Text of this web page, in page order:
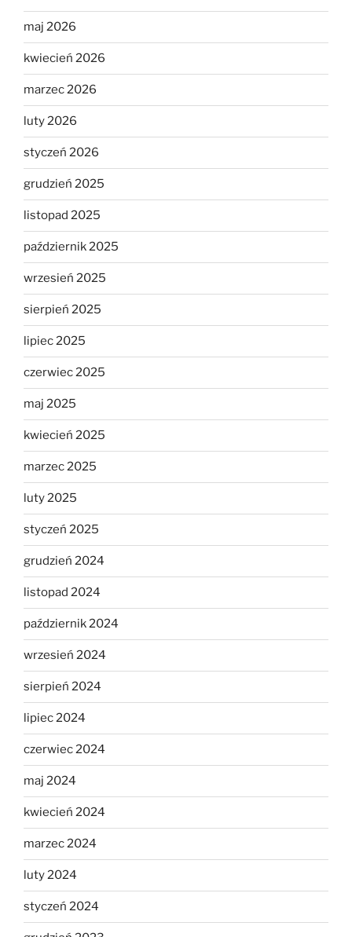
maj 2026
kwiecień 2026
marzec 2026
luty 2026
styczeń 2026
grudzień 2025
listopad 2025
październik 2025
wrzesień 2025
sierpień 2025
lipiec 2025
czerwiec 2025
maj 2025
kwiecień 2025
marzec 2025
luty 2025
styczeń 2025
grudzień 2024
listopad 2024
październik 2024
wrzesień 2024
sierpień 2024
lipiec 2024
czerwiec 2024
maj 2024
kwiecień 2024
marzec 2024
luty 2024
styczeń 2024